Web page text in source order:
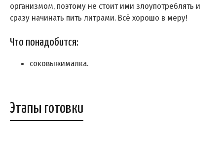
организмом, поэтому не стоит ими злоупотреблять и
сразу начинать пить литрами. Всё хорошо в меру!
Что понадобится:
соковыжималка.
Этапы готовки